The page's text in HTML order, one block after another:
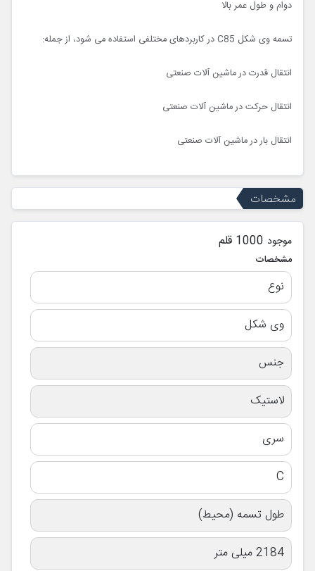
دوام و طول عمر بالا
تسمه وی شکل C85 در کاربردهای مختلفی استفاده می شود، از جمله:
انتقال قدرت در ماشین آلات صنعتی
انتقال حرکت در ماشین آلات صنعتی
انتقال بار در ماشین آلات صنعتی
مشخصات
موجود 1000 قلم
مشخصات
نوع
وی شکل
جنس
لاستیک
سری
C
طول تسمه (محیط)
2184 میلی متر